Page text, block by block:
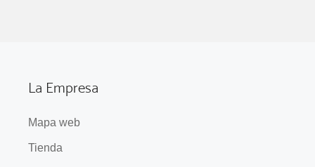
La Empresa
Mapa web
Tienda